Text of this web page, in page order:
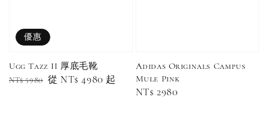
優惠
Ugg Tazz II 厚底毛靴
Regular
NT$ 5980 Sale
從 NT$ 4980 起
Adidas Originals Campus
Mule Pink
Regular
NT$ 2980